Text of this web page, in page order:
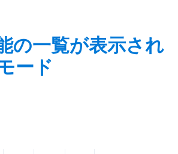
の一覧が表示され
ード